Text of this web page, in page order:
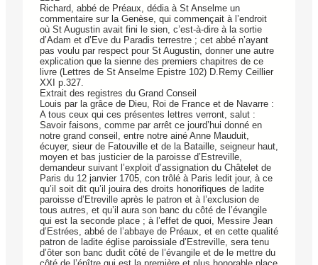
Richard, abbé de Préaux, dédia à St Anselme un
commentaire sur la Genèse, qui commençait à l’endroit
où St Augustin avait fini le sien, c’est-à-dire à la sortie
d’Adam et d’Eve du Paradis terrestre ; cet abbé n’ayant
pas voulu par respect pour St Augustin, donner une autre
explication que la sienne des premiers chapitres de ce
livre (Lettres de St Anselme Epistre 102) D.Remy Ceillier
XXI p.327.
Extrait des registres du Grand Conseil
Louis par la grâce de Dieu, Roi de France et de Navarre :
A tous ceux qui ces présentes lettres verront, salut :
Savoir faisons, comme par arrêt ce jourd’hui donné en
notre grand conseil, entre notre ainé Anne Mauduit,
écuyer, sieur de Fatouville et de la Bataille, seigneur haut,
moyen et bas justicier de la paroisse d’Estreville,
demandeur suivant l’exploit d’assignation du Châtelet de
Paris du 12 janvier 1705, con trôlé à Paris ledit jour, à ce
qu’il soit dit qu’il jouira des droits honorifiques de ladite
paroisse d’Etreville après le patron et à l’exclusion de
tous autres, et qu’il aura son banc du côté de l’évangile
qui est la seconde place ; à l’effet de quoi, Messire Jean
d’Estrées, abbé de l’abbaye de Préaux, et en cette qualité
patron de ladite église paroissiale d’Estreville, sera tenu
d’ôter son banc dudit côté de l’évangile et de le mettre du